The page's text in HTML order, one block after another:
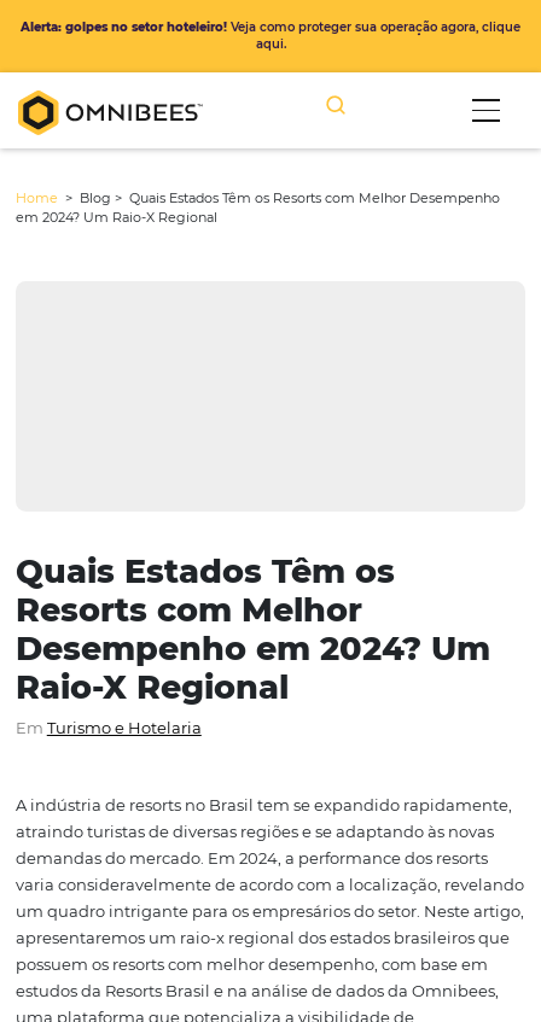
Quais Estados Têm os
Resorts com Melhor
Raio-X Regional
EmTurismo e Hotelaria
A indústria de resorts no Brasil tem se expandido
atraindo turistas de diversas regiões e se adaptando às
demandas do mercado. Em 2024, a performance dos
Alerta: golpes no setor hoteleiro!Veja como proteger sua operação